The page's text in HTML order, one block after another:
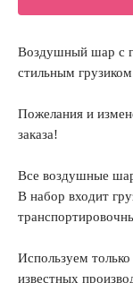
Воздушный шар с
стильным
Пожелания и
заказа!
Все воздушные
В набор входит
Используем
известных